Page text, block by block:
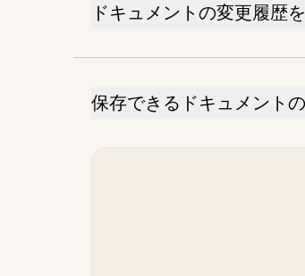
ドキュメントの変更履歴
保存できるドキュメント